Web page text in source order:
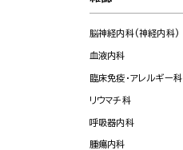
脳神経内科(神経内科)
血液内科
臨床免疫・アレルギー科
リウマチ科
呼吸器内科
腫瘍内科